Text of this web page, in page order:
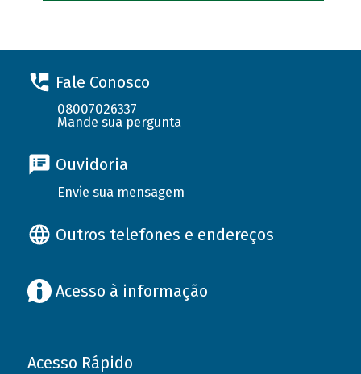
Fale Conosco
08007026337
Mande sua pergunta
Ouvidoria
Envie sua mensagem
Outros telefones e endereços
Acesso à informação
Acesso Rápido